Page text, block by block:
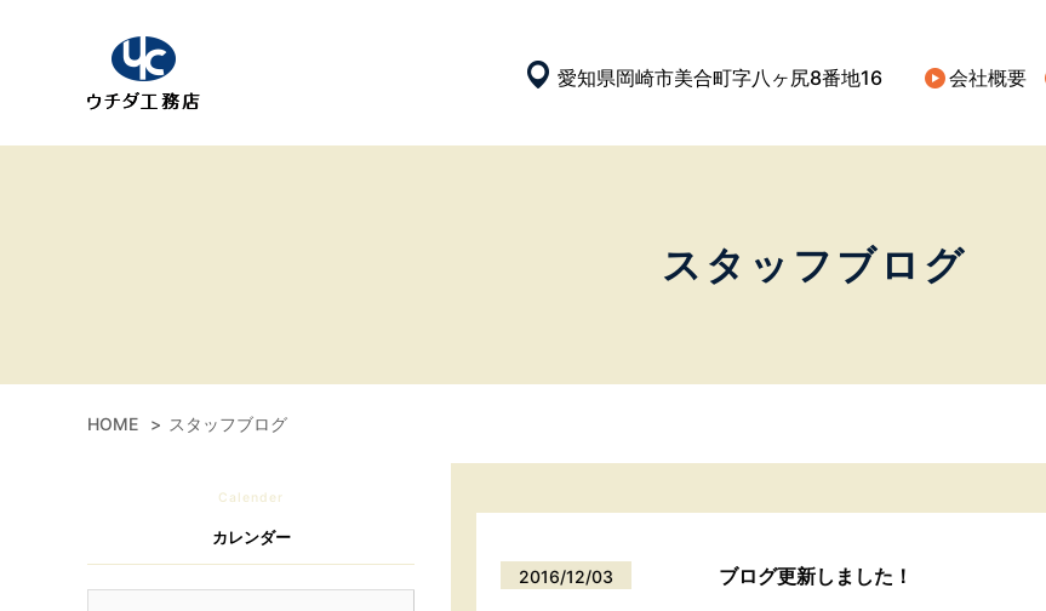
愛知県岡崎市美合町字八ヶ尻8番地16​ 会社概要
スタッフブログ
HOME スタッフブログ
2016/12/03 ブログ更新しました！
Calender
カレンダー